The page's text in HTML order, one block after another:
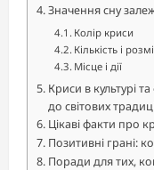
Значення сну
Колір криси
Кількість і
Місце і дії
Криси в культурі
до світових
Цікаві факти про
Позитивні грані:
Поради для тих,